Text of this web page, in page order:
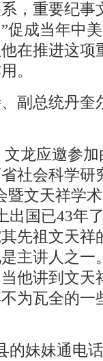
，重要纪事
促成当年中
在推进这项
。
总统丹奎
龙应邀参加
社会科学研
暨文天祥学
出国已43年
先祖文天祥
主讲人之一
他讲到文天
为瓦全的一
妹妹通电